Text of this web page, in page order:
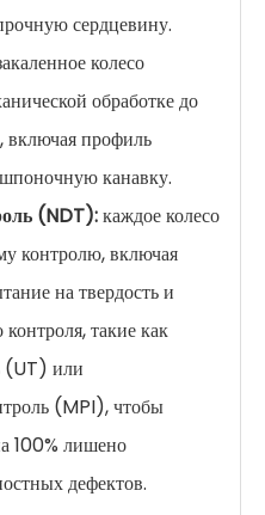
сердцевину.
колесо
обработке до
включая профиль
канавку.
(NDT):каждое колесо
контролю, включая
на твердость и
такие как
(UT) или
(MPI), чтобы
100% лишено
дефектов.